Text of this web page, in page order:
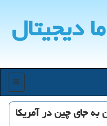
ما دیجیتال
منو
به جای چین در آمریكا